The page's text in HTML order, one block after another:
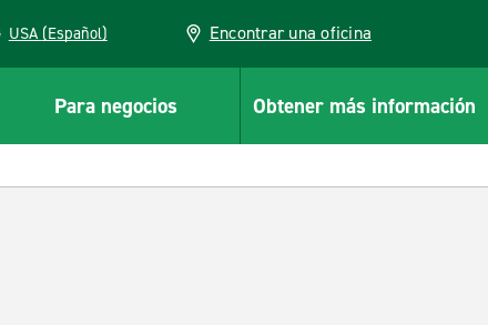
USA (Español) Encontrar una oficina
Para negocios Obtener más información